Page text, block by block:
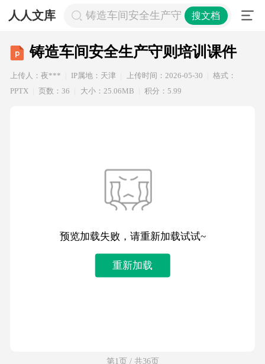
人人文库 铸造车间安全生产守则培训课件
搜文档
铸造车间安全生产守则培训课件
上传人：夜*** IP属地：天津 上传时间：2026-05-30
格式：
PPTX
页数：36 大小：25.06MB 积分：5.99
预览加载失败，请重新加载试试~
重新加载
第1页 / 共36页